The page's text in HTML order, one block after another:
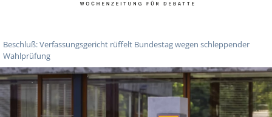
Beschluß: Verfassungsgericht rüffelt Bundestag wegen schleppender
Wahlprüfung